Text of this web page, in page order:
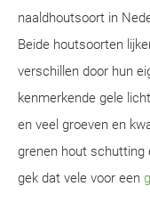
naaldhoutsoort in
Beide houtsoorten
verschillen door hun
kenmerkende gele
en veel groeven en
grenen hout schutting
gek dat vele voor een